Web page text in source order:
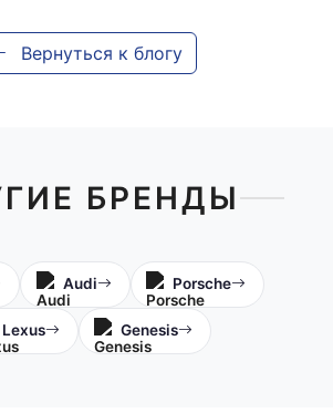
Вернуться к блогу
БРЕНДЫ
Audi Porsche
Lexus Genesis